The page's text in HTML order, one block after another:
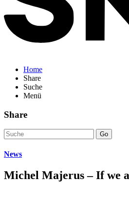
Home
Share
Suche
Menü
Share
Go
News
Michel Majerus – If we